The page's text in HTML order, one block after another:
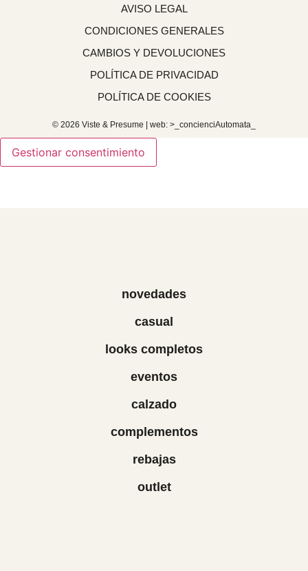
AVISO LEGAL
CONDICIONES GENERALES
CAMBIOS Y DEVOLUCIONES
POLÍTICA DE PRIVACIDAD
POLÍTICA DE COOKIES
© 2026 Viste & Presume | web: >_concienciAutomata_
Gestionar consentimiento
novedades
casual
looks completos
eventos
calzado
complementos
rebajas
outlet